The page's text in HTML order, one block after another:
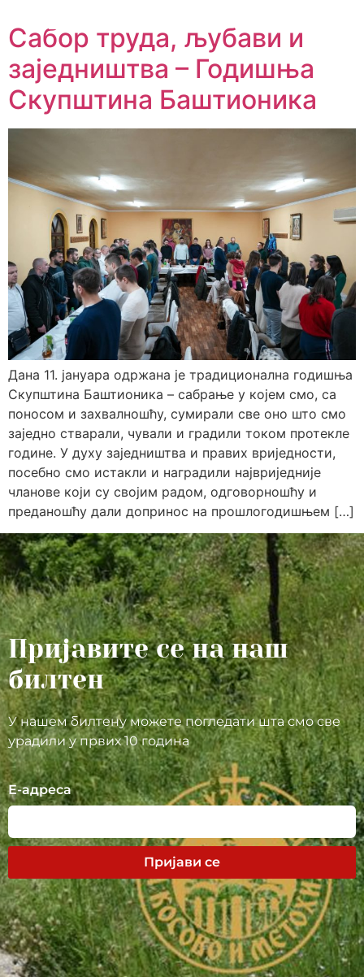
Сабор труда, љубави и
заједништва – Годишња
Скупштина Баштионика
Дана 11. јануара одржана је традиционална годишња
Скупштина Баштионика – сабрање у којем смо, са
поносом и захвалношћу, сумирали све оно што смо
заједно стварали, чували и градили током протекле
године. У духу заједништва и правих вриједности,
посебно смо истакли и наградили највриједније
чланове који су својим радом, одговорношћу и
преданошћу дали допринос на прошлогодишњем […]
Пријавите се на наш
билтен
У нашем билтену можете погледати шта смо све
урадили у првих 10 година
Е-адреса
Пријави се